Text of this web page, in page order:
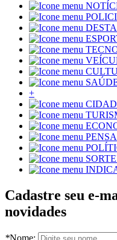
+
Cadastre seu e-
novidades